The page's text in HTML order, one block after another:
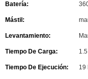
Batería:
Mástil:
Levantamiento:
Tiempo De Carga:
Tiempo De Ejecución: 19